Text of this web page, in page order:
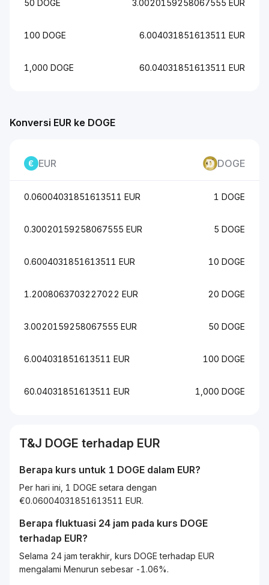
50 DOGE 3.0020159258067555 EUR
100 DOGE 6.004031851613511 EUR
1,000 DOGE 60.04031851613511 EUR
Konversi EUR ke DOGE
EUR DOGE
0.06004031851613511 EUR 1 DOGE
0.30020159258067555 EUR 5 DOGE
0.6004031851613511 EUR 10 DOGE
1.2008063703227022 EUR 20 DOGE
3.0020159258067555 EUR 50 DOGE
6.004031851613511 EUR 100 DOGE
60.04031851613511 EUR 1,000 DOGE
T&J DOGE terhadap EUR
Berapa kurs untuk 1 DOGE dalam EUR?
Per hari ini, 1 DOGE setara dengan
€0.06004031851613511 EUR.
Berapa fluktuasi 24 jam pada kurs DOGE
terhadap EUR?
Selama 24 jam terakhir, kurs DOGE terhadap EUR
mengalami Menurun sebesar -1.06%.